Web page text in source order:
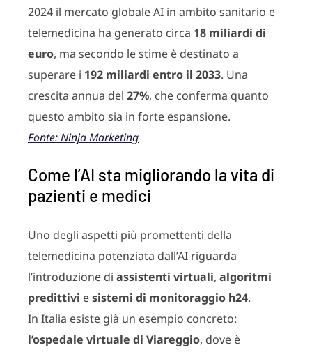
2024 il mercato globale AI in ambito sanitario e
telemedicina ha generato circa 18 miliardi di
euro, ma secondo le stime è destinato a
superare i 192 miliardi entro il 2033. Una
crescita annua del 27%, che conferma quanto
questo ambito sia in forte espansione.
Fonte: Ninja Marketing
Come l’AI sta migliorando la vita di
pazienti e medici
Uno degli aspetti più promettenti della
telemedicina potenziata dall’AI riguarda
l’introduzione di assistenti virtuali, algoritmi
predittivi esistemi di monitoraggio h24.
In Italia esiste già un esempio concreto:
l’ospedale virtuale di Viareggio, dove è